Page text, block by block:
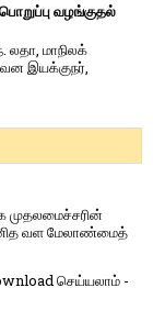
வழங்குதல்
லதா, மாநிலக்
இயக்குநர்,
முதலமைச்சரின்
வள மேலாண்மைத்
செய்யலாம் -